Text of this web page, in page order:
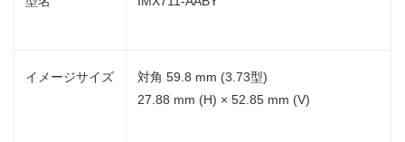
イメージサイズ
対角 59.8 mm (3.73型)
27.88 mm (H) × 52.85 mm (V)